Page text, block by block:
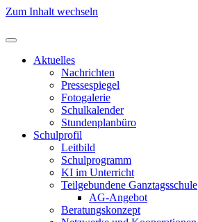
Zum Inhalt wechseln
Aktuelles
Nachrichten
Pressespiegel
Fotogalerie
Schulkalender
Stundenplanbüro
Schulprofil
Leitbild
Schulprogramm
KI im Unterricht
Teilgebundene Ganztagsschule
AG-Angebot
Beratungskonzept